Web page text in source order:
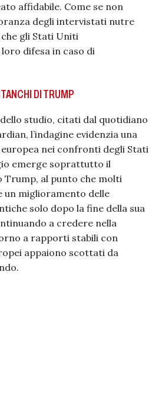
affidabile. Come se non
degli intervistati nutre
gli Stati Uniti
difesa in caso di
DI TRUMP
studio, citati dal quotidiano
l’indagine evidenzia una
nei confronti degli Stati
emerge soprattutto il
Trump, al punto che molti
un miglioramento delle
solo dopo la fine della sua
a credere nella
a rapporti stabili con
appaiono scottati da